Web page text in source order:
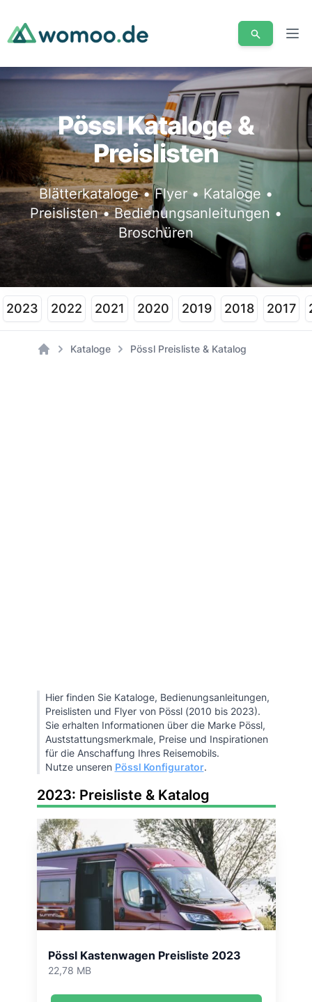
Pössl Kataloge &
Preislisten
Blätterkataloge • Flyer • Kataloge •
Preislisten • Bedienungsanleitungen •
Broschüren
2023 2022 2021 2020 2019 2018 2017
Kataloge Pössl Preisliste & Katalog
Hier finden Sie Kataloge, Bedienungsanleitungen,
Preislisten und Flyer von Pössl (2010 bis 2023).
Sie erhalten Informationen über die Marke Pössl,
Auststattungsmerkmale, Preise und Inspirationen
für die Anschaffung Ihres Reisemobils.
Nutze unseren Pössl Konfigurator.
2023: Preisliste & Katalog
Pössl Kastenwagen Preisliste 2023
22,78 MB